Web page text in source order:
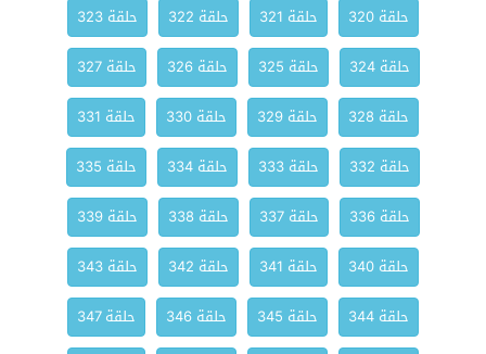
حلقة 320
حلقة 321 حلقة 322
حلقة 323
حلقة 324
حلقة 325 حلقة 326
حلقة 327
حلقة 328
حلقة 329 حلقة 330
حلقة 331
حلقة 332
حلقة 333 حلقة 334
حلقة 335
حلقة 336
حلقة 337 حلقة 338
حلقة 339
حلقة 340
حلقة 341 حلقة 342
حلقة 343
حلقة 344
حلقة 345 حلقة 346
حلقة 347